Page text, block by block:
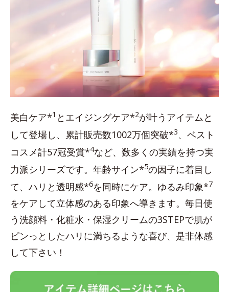
美白ケア*1 とエイジングケア*2が叶うアイテムと
して登場し、累計販売数1002万個突破*3、ベスト
コスメ計57冠受賞*4など、数多くの実績を持つ実
力派シリーズです。年齢サイン*5の因子に着目し
て、ハリと透明感*6を同時にケア。ゆるみ印象*7
をケアして立体感のある印象へ導きます。毎日使
う洗顔料・化粧水・保湿クリームの3STEPで肌が
ピンっとしたハリに満ちるような喜び、是非体感
して下さい！